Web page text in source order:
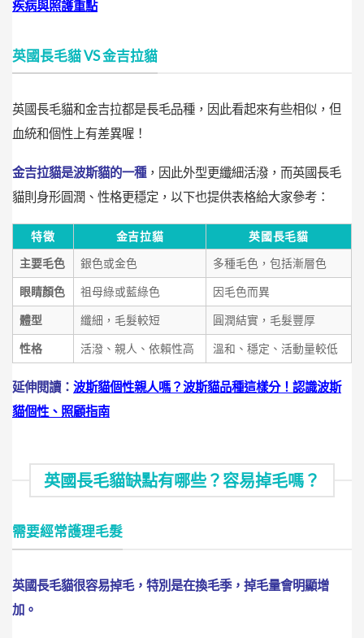
疾病與照護重點
英國長毛貓 VS 金吉拉貓
英國長毛貓和金吉拉都是長毛品種，因此看起來有些相似，但
血統和個性上有差異喔！
金吉拉貓是波斯貓的一種，因此外型更纖細活潑，而英國長毛
貓則身形圓潤、性格更穩定，以下也提供表格給大家參考：
特徵 金吉拉貓
英國長毛貓
主要毛色
銀色或金色 多種毛色，包括漸層色
眼睛顏色 祖母綠或藍綠色 因毛色而異
體型 纖細，毛髮較短 圓潤結實，毛髮豐厚
性格 活潑、親人、依賴性高 溫和、穩定、活動量較低
延伸閱讀： 波斯貓個性親人嗎？波斯貓品種這樣分！認識波斯
貓個性、照顧指南
英國長毛貓缺點有哪些？容易掉毛嗎？
需要經常護理毛髮
英國長毛貓很容易掉毛，特別是在換毛季，掉毛量會明顯增
加。